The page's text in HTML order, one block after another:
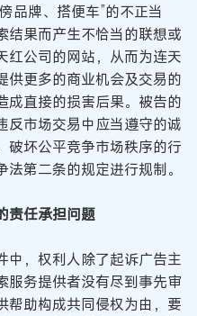
品牌、搭便车”的不正当
结果而产生不恰当的联想或
红公司的网站，从而为连天
供更多的商业机会及交易的
成直接的损害后果。被告的
反市场交易中应当遵守的诚
破坏公平竞争市场秩序的行
第二条的规定进行规制。
任承担问题
，权利人除了起诉广告主
服务提供者没有尽到事先审
帮助构成共同侵权为由，要